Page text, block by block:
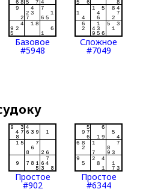
Базовое
#5948
Сложное
#7049
Простое
#902
Простое
#6344